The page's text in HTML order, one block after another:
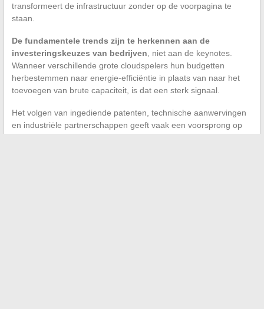
transformeert de infrastructuur zonder op de voorpagina te
staan.
De fundamentele trends zijn te herkennen aan de
investeringskeuzes van bedrijven , niet aan de keynotes.
Wanneer verschillende grote cloudspelers hun budgetten
herbestemmen naar energie-efficiëntie in plaats van naar het
toevoegen van brute capaciteit, is dat een sterk signaal.
Het volgen van ingediende patenten, technische aanwervingen
en industriële partnerschappen geeft vaak een voorsprong op